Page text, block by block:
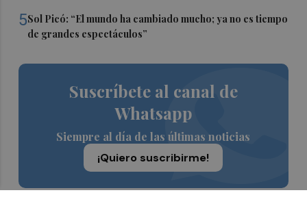
5Sol Picó: “El mundo ha cambiado mucho; ya no es tiempo
de grandes espectáculos”
Suscríbete al canal de
Whatsapp
Siempre al día de las últimas noticias
¡Quiero suscribirme!